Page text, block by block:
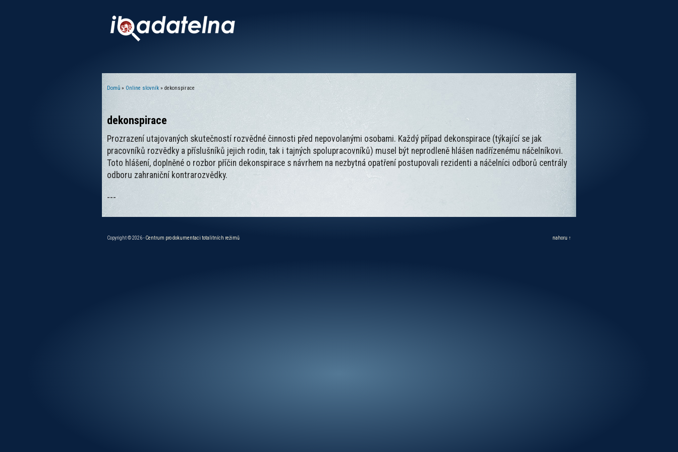
Domů » Online slovník » dekonspirace
dekonspirace
Prozrazení utajovaných skutečností rozvědné činnosti před nepovolanými osobami. Každý případ dekonspirace (týkající se jak
pracovníků rozvědky a příslušníků jejich rodin, tak i tajných spolupracovníků) musel být neprodleně hlášen nadřízenému náčelníkovi.
Toto hlášení, doplněné o rozbor příčin dekonspirace s návrhem na nezbytná opatření postupovali rezidenti a náčelníci odborů centrály
odboru zahraniční kontrarozvědky.
---
Copyright © 2026 -Centrum pro dokumentaci totalitních režimů nahoru ↑